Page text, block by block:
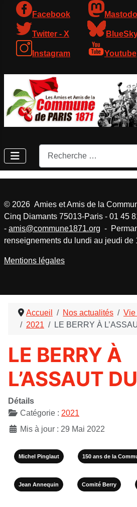
Facebook
Twitter - X
Instagram Youtube
Rechercher
Accueil Nos actualités
Vie
2021
LE BERRY À
LE BERRY À
L’ASSAUT
Détails
Catégorie : 2021
Mis à jour : 29 Mai 2022
Michel Pinglaut 150 ans de la
Jean Annequin Comité Berry
© 2026 Amies et Amis de la
Cinq Diamants 75013-Paris - 01 45
- amis@commune1871.org -
renseignements du lundi au jeudi de
Mentions légales